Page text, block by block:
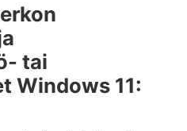
tai
Windows 11: